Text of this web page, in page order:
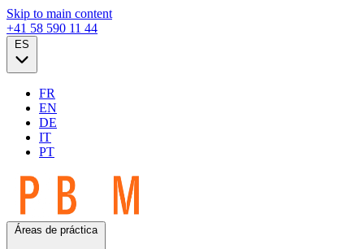
Skip to main content
+41 58 590 11 44
FR
EN
DE
IT
PT
Áreas de práctica